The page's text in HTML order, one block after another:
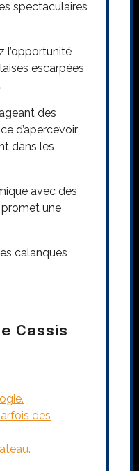
spectaculaires
l’opportunité
escarpées
des
d’apercevoir
dans les
avec des
promet une
calanques
Cassis
des